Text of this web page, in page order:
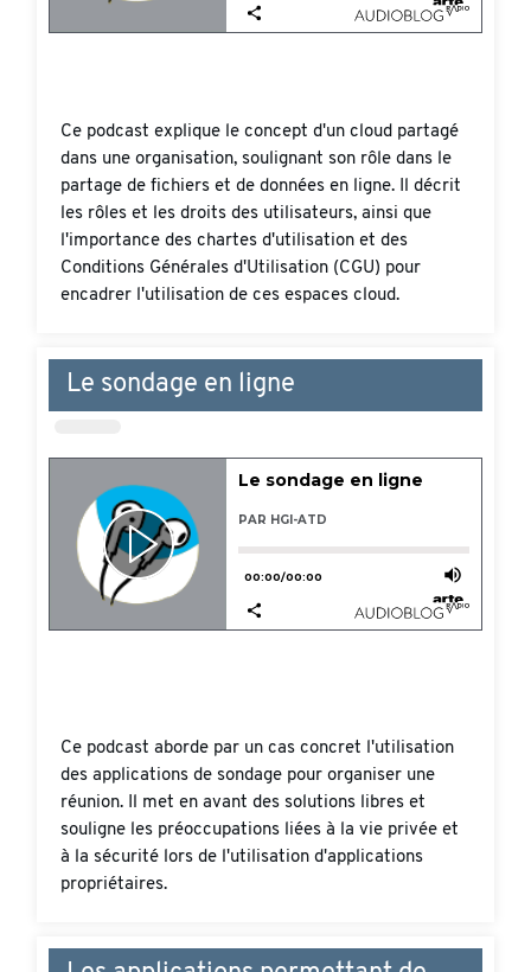
Ce podcast explique le concept d'un cloud partagé
dans une organisation, soulignant son rôle dans le
partage de fichiers et de données en ligne. Il décrit
les rôles et les droits des utilisateurs, ainsi que
l'importance des chartes d'utilisation et des
Conditions Générales d'Utilisation (CGU) pour
encadrer l'utilisation de ces espaces cloud.
Le sondage en ligne
Ce podcast aborde par un cas concret l'utilisation
des applications de sondage pour organiser une
réunion. Il met en avant des solutions libres et
souligne les préoccupations liées à la vie privée et
à la sécurité lors de l'utilisation d'applications
propriétaires.